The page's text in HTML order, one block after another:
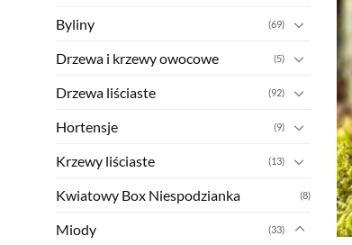
Byliny (69)
Drzewa i krzewy owocowe (5)
Drzewa liściaste (92)
Hortensje (9)
Krzewy liściaste (13)
Kwiatowy Box Niespodzianka (8)
Miody (33)